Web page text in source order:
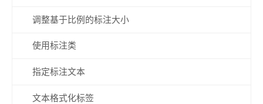
调整基于比例的标注大小
使用标注类
指定标注文本
文本格式化标签